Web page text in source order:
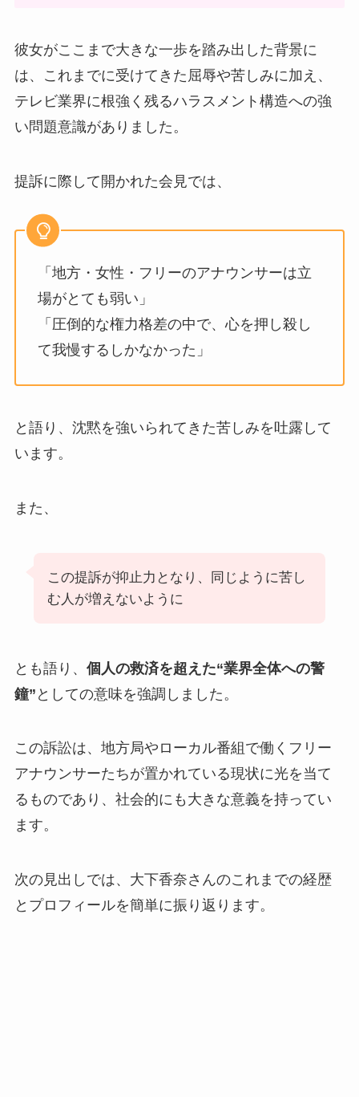
彼女がここまで大きな一歩を踏み出した背景に
は、これまでに受けてきた屈辱や苦しみに加え、
テレビ業界に根強く残るハラスメント構造への強
い問題意識がありました。
提訴に際して開かれた会見では、
「地方・女性・フリーのアナウンサーは立
場がとても弱い」
「圧倒的な権力格差の中で、心を押し殺し
て我慢するしかなかった」
と語り、沈黙を強いられてきた苦しみを吐露して
います。
また、
この提訴が抑止力となり、同じように苦し
む人が増えないように
とも語り、 個人の救済を超えた“業界全体への警
鐘” としての意味を強調しました。
この訴訟は、地方局やローカル番組で働くフリー
アナウンサーたちが置かれている現状に光を当て
るものであり、社会的にも大きな意義を持ってい
ます。
次の見出しでは、大下香奈さんのこれまでの経歴
とプロフィールを簡単に振り返ります。